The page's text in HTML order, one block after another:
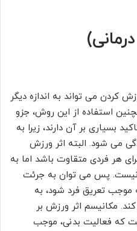
می تواند به اندازه دیگر
استفاده از این روش، جزو
بسیاری بر آن دارند، زیرا به
می شود. البته اثر ورزش
هر فردی متقاوت باشد اما به
نیست. پس می توان به جرئت
تعریق فرد شود، به
مکانیسم اثر ورزش بر
که فعالیت بدنی، موجب